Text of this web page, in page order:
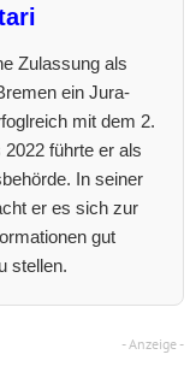
Zulassung als
ein Jura-
mit dem 2.
führte er als
In seiner
er es sich zur
gut
stellen.